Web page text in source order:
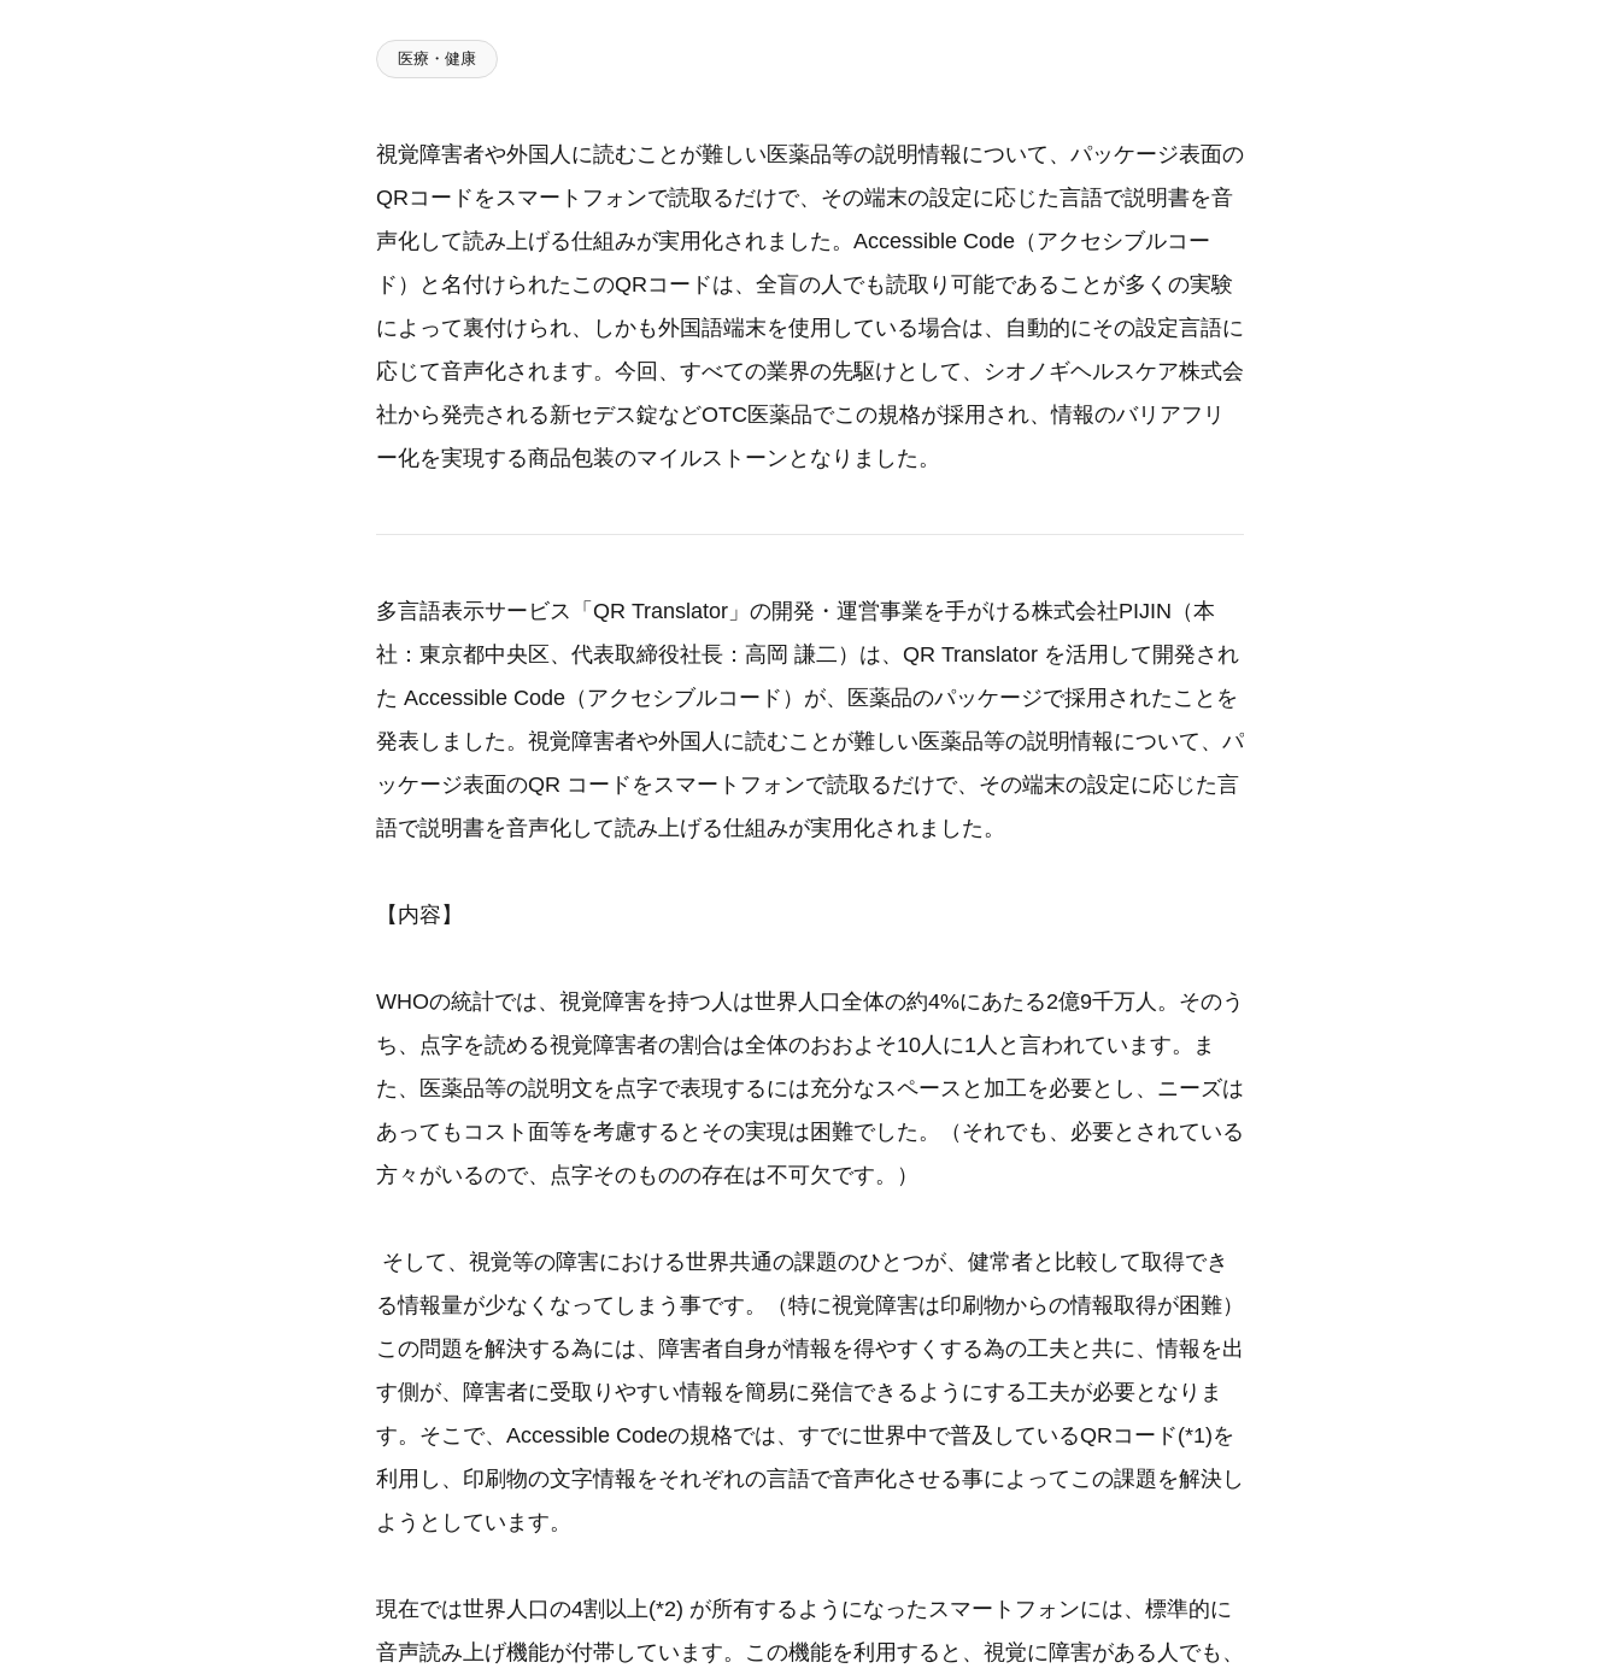
医療・健康
視覚障害者や外国人に読むことが難しい医薬品等の説明情報について、パッケージ表面の
QRコードをスマートフォンで読取るだけで、その端末の設定に応じた言語で説明書を音
声化して読み上げる仕組みが実用化されました。Accessible Code（アクセシブルコー
ド）と名付けられたこのQRコードは、全盲の人でも読取り可能であることが多くの実験
によって裏付けられ、しかも外国語端末を使用している場合は、自動的にその設定言語に
応じて音声化されます。今回、すべての業界の先駆けとして、シオノギヘルスケア株式会
社から発売される新セデス錠などOTC医薬品でこの規格が採用され、情報のバリアフリ
ー化を実現する商品包装のマイルストーンとなりました。
多言語表示サービス「QR Translator」の開発・運営事業を手がける株式会社PIJIN（本
社：東京都中央区、代表取締役社長：高岡 謙二）は、QR Translator を活用して開発され
た Accessible Code（アクセシブルコード）が、医薬品のパッケージで採用されたことを
発表しました。視覚障害者や外国人に読むことが難しい医薬品等の説明情報について、パ
ッケージ表面のQR コードをスマートフォンで読取るだけで、その端末の設定に応じた言
語で説明書を音声化して読み上げる仕組みが実用化されました。
【内容】
WHOの統計では、視覚障害を持つ人は世界人口全体の約4%にあたる2億9千万人。そのう
ち、点字を読める視覚障害者の割合は全体のおおよそ10人に1人と言われています。ま
た、医薬品等の説明文を点字で表現するには充分なスペースと加工を必要とし、ニーズは
あってもコスト面等を考慮するとその実現は困難でした。（それでも、必要とされている
方々がいるので、点字そのものの存在は不可欠です。）
そして、視覚等の障害における世界共通の課題のひとつが、健常者と比較して取得でき
る情報量が少なくなってしまう事です。（特に視覚障害は印刷物からの情報取得が困難）
この問題を解決する為には、障害者自身が情報を得やすくする為の工夫と共に、情報を出
す側が、障害者に受取りやすい情報を簡易に発信できるようにする工夫が必要となりま
す。そこで、Accessible Codeの規格では、すでに世界中で普及しているQRコード(*1)を
利用し、印刷物の文字情報をそれぞれの言語で音声化させる事によってこの課題を解決し
ようとしています。
現在では世界人口の4割以上(*2) が所有するようになったスマートフォンには、標準的に
音声読み上げ機能が付帯しています。この機能を利用すると、視覚に障害がある人でも、